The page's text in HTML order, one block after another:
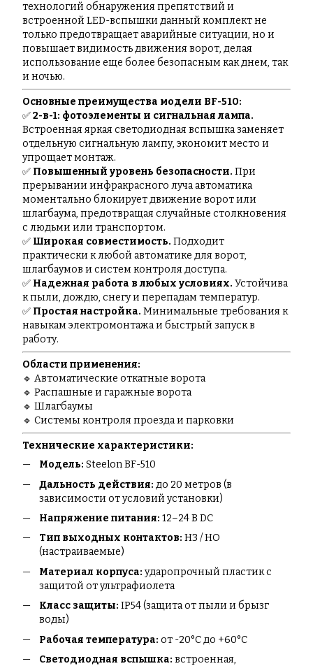
технологий обнаружения препятствий и
встроенной LED-вспышки данный комплект не
только предотвращает аварийные ситуации, но и
повышает видимость движения ворот, делая
использование еще более безопасным как днем, так
и ночью.
Основные преимущества модели BF-510:
✅2-в-1: фотоэлементы и сигнальная лампа.
Встроенная яркая светодиодная вспышка заменяет
отдельную сигнальную лампу, экономит место и
упрощает монтаж.
✅ Повышенный уровень безопасности. При
прерывании инфракрасного луча автоматика
моментально блокирует движение ворот или
шлагбаума, предотвращая случайные столкновения
с людьми или транспортом.
✅ Широкая совместимость. Подходит
практически к любой автоматике для ворот,
шлагбаумов и систем контроля доступа.
✅ Надежная работа в любых условиях. Устойчива
к пыли, дождю, снегу и перепадам температур.
✅ Простая настройка. Минимальные требования к
навыкам электромонтажа и быстрый запуск в
работу.
Области применения:
🔹 Автоматические откатные ворота
🔹 Распашные и гаражные ворота
🔹 Шлагбаумы
🔹 Системы контроля проезда и парковки
Технические характеристики:
Модель: Steelon BF-510
Дальность действия: до 20 метров (в
зависимости от условий установки)
Напряжение питания: 12–24 В DC
Тип выходных контактов: НЗ / НО
(настраиваемые)
Материал корпуса: ударопрочный пластик с
защитой от ультрафиолета
Класс защиты: IP54 (защита от пыли и брызг
воды)
Рабочая температура: от -20°C до +60°C
Светодиодная вспышка: встроенная,